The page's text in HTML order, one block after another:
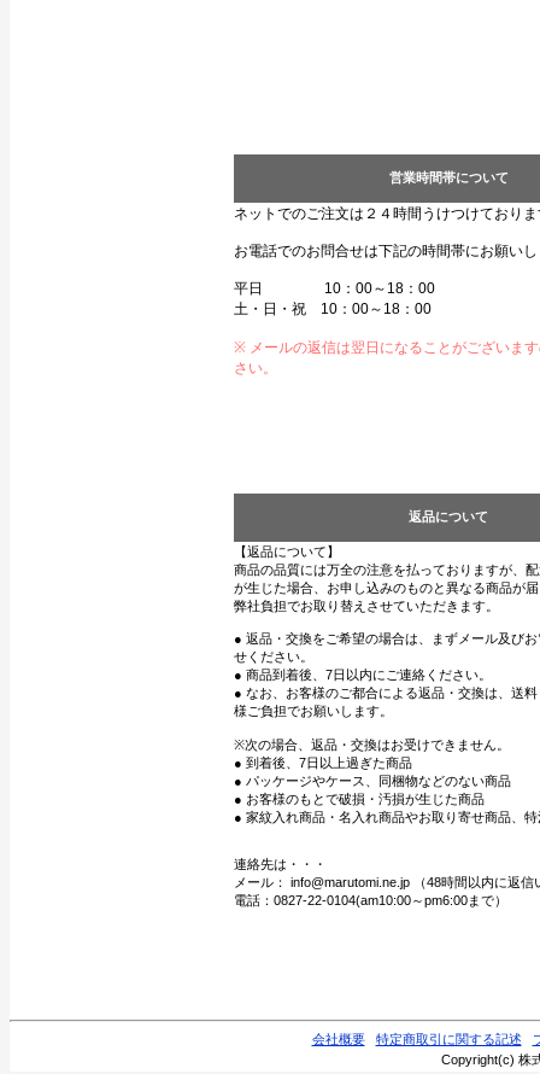
営業時間帯について
ネットでのご注文は２４時間うけつけており
お電話でのお問合せは下記の時間帯にお願い
平日 10：00～18：00
土・日・祝 10：00～18：00
※ メールの返信は翌日になることがございま
さい。
返品について
【返品について】
商品の品質には万全の注意を払っておりますが、
が生じた場合、お申し込みのものと異なる商品が
弊社負担でお取り替えさせていただきます。
● 返品・交換をご希望の場合は、まずメール及び
せください。
● 商品到着後、7日以内にご連絡ください。
● なお、お客様のご都合による返品・交換は、送
様ご負担でお願いします。
※次の場合、返品・交換はお受けできません。
● 到着後、7日以上過ぎた商品
● パッケージやケース、同梱物などのない商品
● お客様のもとで破損・汚損が生じた商品
● 家紋入れ商品・名入れ商品やお取り寄せ商品、
連絡先は・・・
メール： info@marutomi.ne.jp （48時間以内に返信
電話：0827-22-0104(am10:00～pm6:00まで）
会社概要 特定商取引に関する記述
Copyright(c) 株